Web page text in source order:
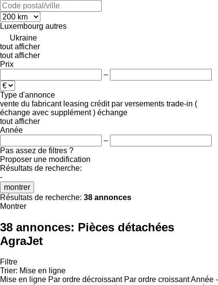
Luxembourg autres
Ukraine
tout afficher
tout afficher
Prix
–
Type d'annonce
vente du fabricant leasing crédit par versements trade-in (
échange avec supplément ) échange
tout afficher
Année
–
Pas assez de filtres ?
Proposer une modification
Résultats de recherche:
-
montrer
Résultats de recherche: 38 annonces
Montrer
38 annonces: Pièces détachées
AgraJet
Filtre
Trier: Mise en ligne
Mise en ligne Par ordre décroissant Par ordre croissantAnnée -